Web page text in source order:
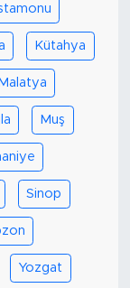
Kütahya
Malatya
Muş
Sinop
Yozgat